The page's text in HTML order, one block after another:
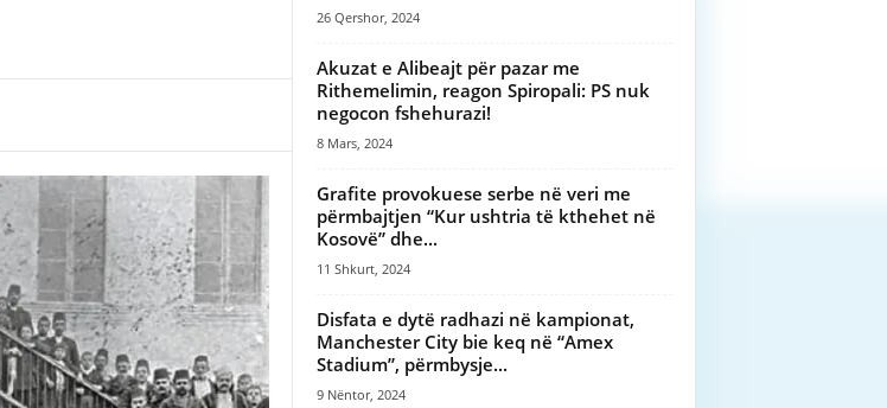
26 Qershor, 2024
Akuzat e Alibeajt për pazar me
Rithemelimin, reagon Spiropali: PS nuk
negocon fshehurazi!
8 Mars, 2024
Grafite provokuese serbe në veri me
përmbajtjen “Kur ushtria të kthehet në
Kosovë” dhe...
11 Shkurt, 2024
Disfata e dytë radhazi në kampionat,
Manchester City bie keq në “Amex
Stadium”, përmbysje...
9 Nëntor, 2024